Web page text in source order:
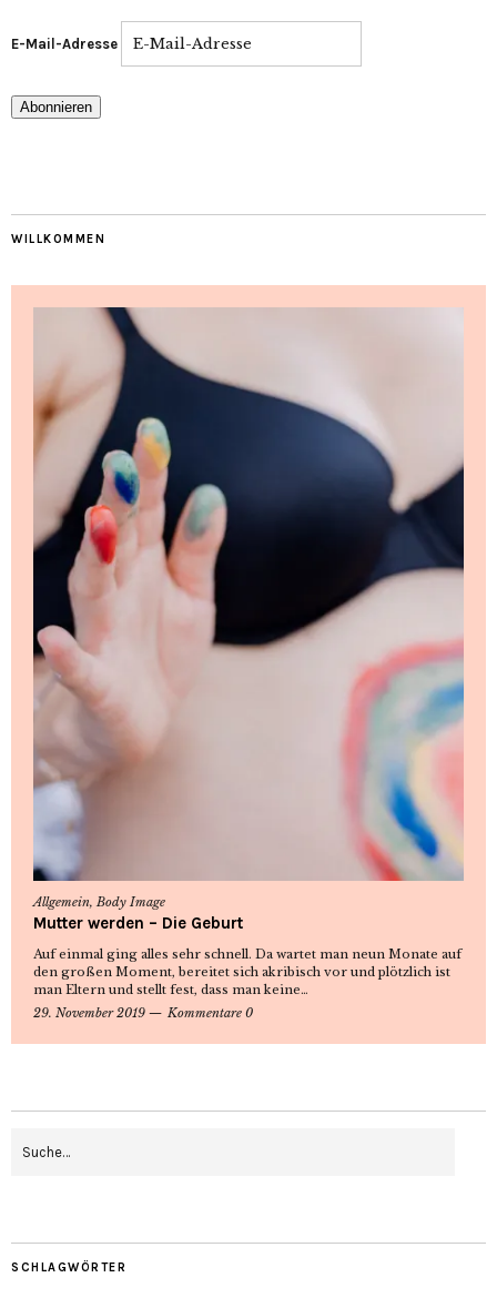
E-Mail-Adresse
Abonnieren
WILLKOMMEN
Allgemein,Body Image
Mutter werden – Die Geburt
Auf einmal ging alles sehr schnell. Da wartet man neun Monate auf
den großen Moment, bereitet sich akribisch vor und plötzlich ist
man Eltern und stellt fest, dass man keine…
29. November 2019
Kommentare 0
SCHLAGWÖRTER